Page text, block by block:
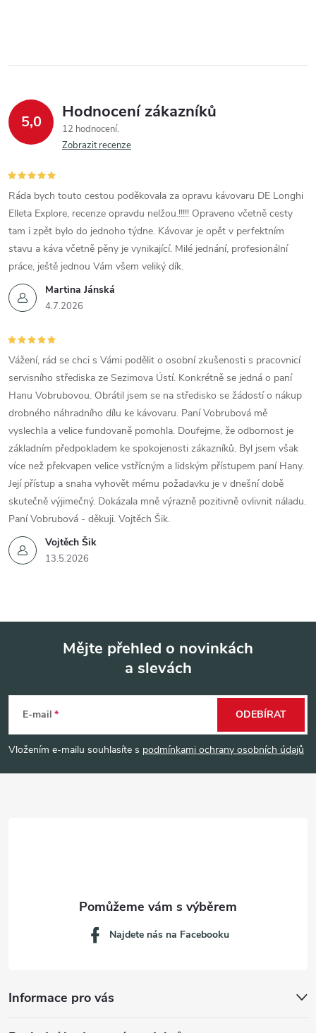
5,0 Hodnocení zákazníků
12 hodnocení
Zobrazit recenze
Martina Jánská
4.7.2026
Ráda bych touto cestou poděkovala za opravu kávovaru DE Longhi
Elleta Explore, recenze opravdu nelžou.!!!!! Opraveno včetně cesty
tam i zpět bylo do jednoho týdne. Kávovar je opět v perfektním
stavu a káva včetně pěny je vynikající. Milé jednání, profesionální
práce, ještě jednou Vám všem veliký dík.
Vojtěch Šik
13.5.2026
Vážení, rád se chci s Vámi podělit o osobní zkušenosti s pracovnicí
servisního střediska ze Sezimova Ústí. Konkrétně se jedná o paní
Hanu Vobrubovou. Obrátil jsem se na středisko se žádostí o nákup
drobného náhradního dílu ke kávovaru. Paní Vobrubová mě
vyslechla a velice fundovaně pomohla. Doufejme, že odbornost je
základním předpokladem ke spokojenosti zákazníků. Byl jsem však
více než překvapen velice vstřícným a lidským přístupem paní Hany.
Její přístup a snaha vyhovět mému požadavku je v dnešní době
skutečně výjimečný. Dokázala mně výrazně pozitivně ovlivnit náladu.
Paní Vobrubová - děkuji. Vojtěch Šik.
p
a
Mějte přehled o novinkách
a slevách
E-mail
Vložením e-mailu souhlasíte s podmínkami ochrany osobních údajů
ODEBÍRAT
Informace pro vás
Najdete nás na Facebooku